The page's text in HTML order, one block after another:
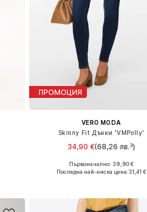
ПРОМОЦИЯ
VERO MODA
Skinny Fit Дънки 'VMPolly'
34,90 €(68,26 лв.³)
Предлага се в много размери
Първоначално: 39,90 €
Последна най-ниска цена:31,41 €